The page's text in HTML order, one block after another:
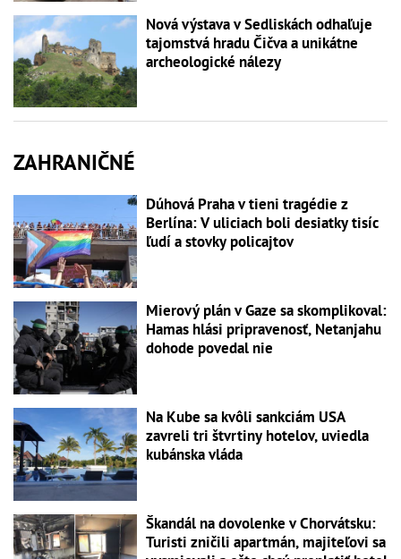
Nová výstava v Sedliskách odhaľuje
tajomstvá hradu Čičva a unikátne
archeologické nálezy
ZAHRANIČNÉ
Dúhová Praha v tieni tragédie z
Berlína: V uliciach boli desiatky tisíc
ľudí a stovky policajtov
Mierový plán v Gaze sa skomplikoval:
Hamas hlási pripravenosť, Netanjahu
dohode povedal nie
Na Kube sa kvôli sankciám USA
zavreli tri štvrtiny hotelov, uviedla
kubánska vláda
Škandál na dovolenke v Chorvátsku:
Turisti zničili apartmán, majiteľovi sa